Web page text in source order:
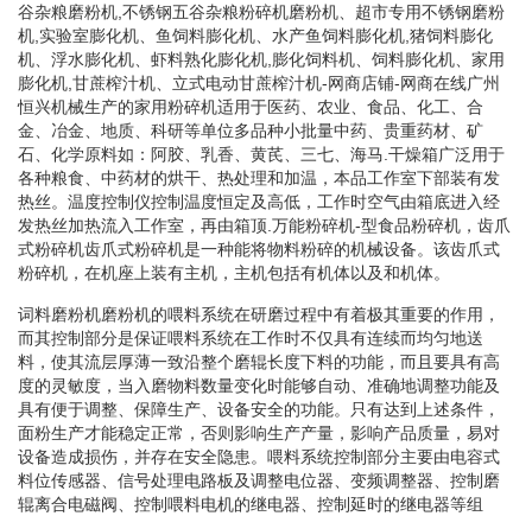
谷杂粮磨粉机,不锈钢五谷杂粮粉碎机磨粉机、超市专用不锈钢磨粉
机,实验室膨化机、鱼饲料膨化机、水产鱼饲料膨化机,猪饲料膨化
机、浮水膨化机、虾料熟化膨化机,膨化饲料机、饲料膨化机、家用
膨化机,甘蔗榨汁机、立式电动甘蔗榨汁机-网商店铺-网商在线广州
恒兴机械生产的家用粉碎机适用于医药、农业、食品、化工、合
金、冶金、地质、科研等单位多品种小批量中药、贵重药材、矿
石、化学原料如：阿胶、乳香、黄芪、三七、海马.干燥箱广泛用于
各种粮食、中药材的烘干、热处理和加温，本品工作室下部装有发
热丝。温度控制仪控制温度恒定及高低，工作时空气由箱底进入经
发热丝加热流入工作室，再由箱顶.万能粉碎机-型食品粉碎机，齿爪
式粉碎机齿爪式粉碎机是一种能将物料粉碎的机械设备。该齿爪式
粉碎机，在机座上装有主机，主机包括有机体以及和机体。
词料磨粉机磨粉机的喂料系统在研磨过程中有着极其重要的作用，
而其控制部分是保证喂料系统在工作时不仅具有连续而均匀地送
料，使其流层厚薄一致沿整个磨辊长度下料的功能，而且要具有高
度的灵敏度，当入磨物料数量变化时能够自动、准确地调整功能及
具有便于调整、保障生产、设备安全的功能。只有达到上述条件，
面粉生产才能稳定正常，否则影响生产产量，影响产品质量，易对
设备造成损伤，并存在安全隐患。喂料系统控制部分主要由电容式
料位传感器、信号处理电路板及调整电位器、变频调整器、控制磨
辊离合电磁阀、控制喂料电机的继电器、控制延时的继电器等组